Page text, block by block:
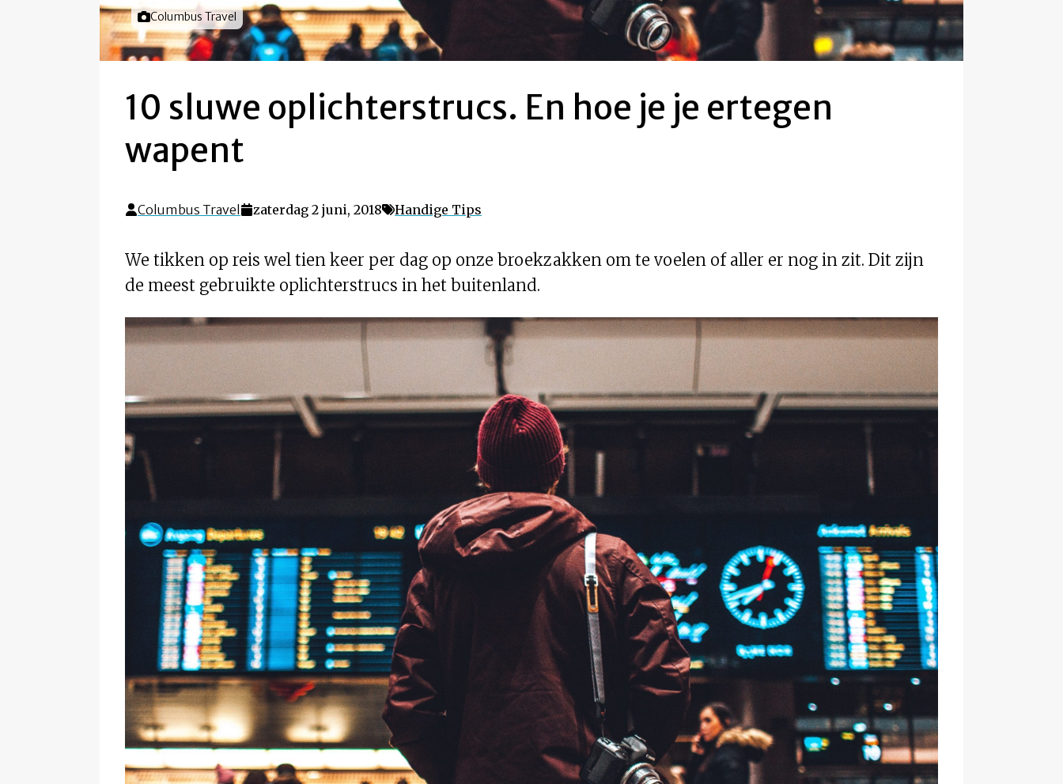
Foto door
Columbus Travel
10 sluwe oplichterstrucs. En hoe je je ertegen
wapent
Columbus Travel zaterdag 2 juni, 2018 Handige Tips
We tikken op reis wel tien keer per dag op onze broekzakken om te voelen of aller er nog in zit. Dit zijn
de meest gebruikte oplichterstrucs in het buitenland.